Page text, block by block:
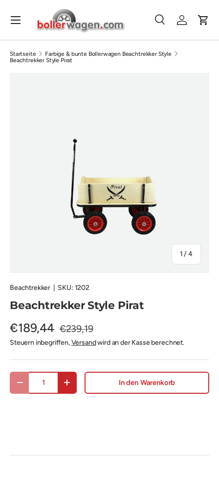
Direkt zum Inhalt
Suchen
SucheEinloggen
Menü
Startseite
Farbige & bunte Bollerwagen Beachtrekker Style
Beachtrekker Style Pirat
1 /von
4
Beachtrekker SKU: 1202
Beachtrekker Style Pirat
€189,44 €239,19
Steuern inbegriffen,Versandwird an der Kasse berechnet.
Anzahl
Menge verringernMenge erhöhen In den Warenkorb